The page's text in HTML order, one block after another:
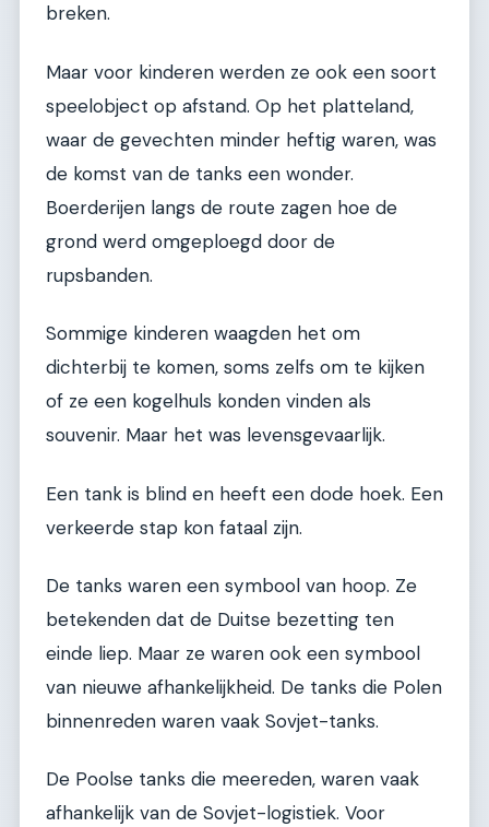
breken.
Maar voor kinderen werden ze ook een soort
speelobject op afstand. Op het platteland,
waar de gevechten minder heftig waren, was
de komst van de tanks een wonder.
Boerderijen langs de route zagen hoe de
grond werd omgeploegd door de
rupsbanden.
Sommige kinderen waagden het om
dichterbij te komen, soms zelfs om te kijken
of ze een kogelhuls konden vinden als
souvenir. Maar het was levensgevaarlijk.
Een tank is blind en heeft een dode hoek. Een
verkeerde stap kon fataal zijn.
De tanks waren een symbool van hoop. Ze
betekenden dat de Duitse bezetting ten
einde liep. Maar ze waren ook een symbool
van nieuwe afhankelijkheid. De tanks die Polen
binnenreden waren vaak Sovjet-tanks.
De Poolse tanks die meereden, waren vaak
afhankelijk van de Sovjet-logistiek. Voor